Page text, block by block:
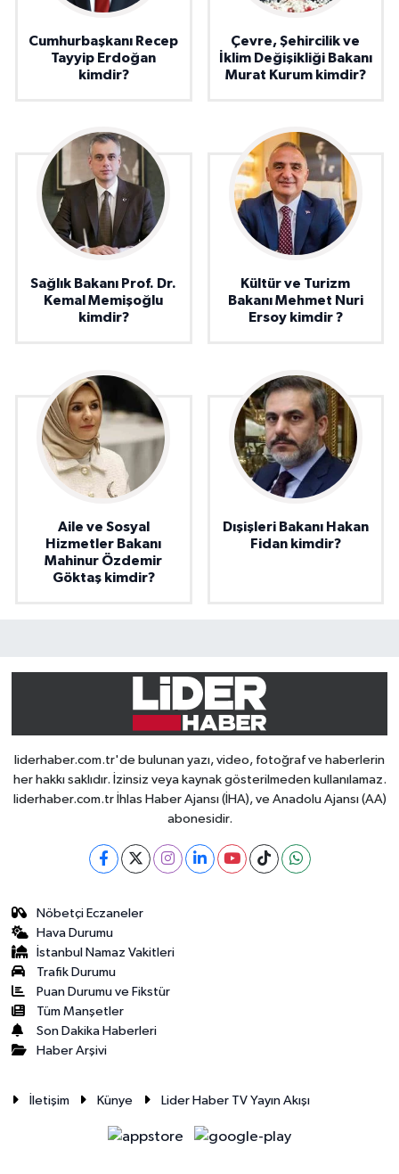
Cumhurbaşkanı Recep
Tayyip Erdoğan
kimdir?
Çevre, Şehircilik ve
İklim Değişikliği Bakanı
Murat Kurum kimdir?
Sağlık Bakanı Prof. Dr.
Kemal Memişoğlu
kimdir?
Kültür ve Turizm
Bakanı Mehmet Nuri
Ersoy kimdir ?
Aile ve Sosyal
Hizmetler Bakanı
Mahinur Özdemir
Göktaş kimdir?
Dışişleri Bakanı Hakan
Fidan kimdir?
liderhaber.com.tr'de bulunan yazı, video, fotoğraf ve haberlerin
her hakkı saklıdır. İzinsiz veya kaynak gösterilmeden kullanılamaz.
liderhaber.com.tr İhlas Haber Ajansı (İHA), ve Anadolu Ajansı (AA)
abonesidir.
Nöbetçi Eczaneler
Hava Durumu
İstanbul Namaz Vakitleri
Trafik Durumu
Puan Durumu ve Fikstür
Tüm Manşetler
Son Dakika Haberleri
Haber Arşivi
İletişim Künye Lider Haber TV Yayın Akışı